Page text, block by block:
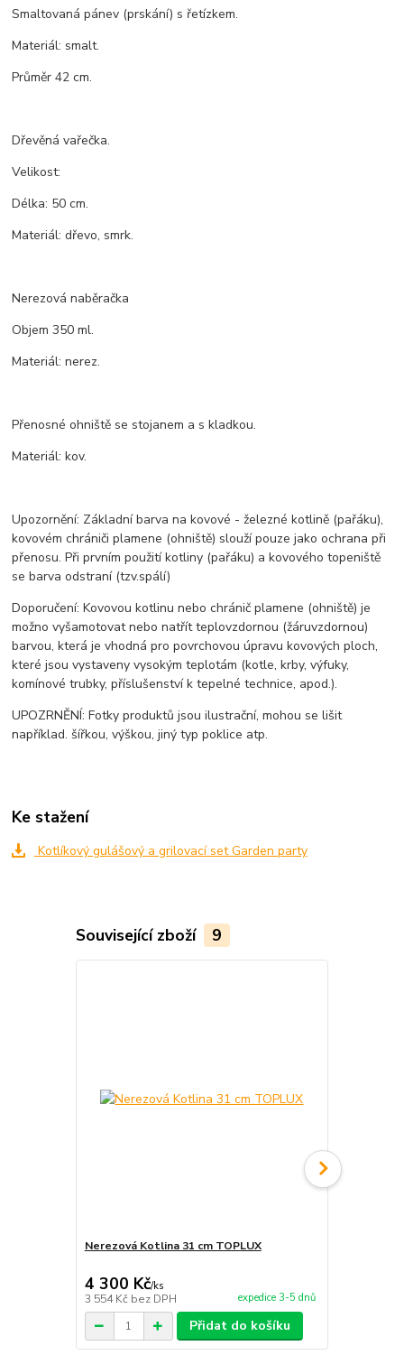
Smaltovaná pánev (prskání) s řetízkem.
Materiál: smalt.
Průměr 42 cm.
Dřevěná vařečka.
Velikost:
Délka: 50 cm.
Materiál: dřevo, smrk.
Nerezová naběračka
Objem 350 ml.
Materiál: nerez.
Přenosné ohniště se stojanem a s kladkou.
Materiál: kov.
Upozornění: Základní barva na kovové - železné kotlině (pařáku),
kovovém chrániči plamene (ohniště) slouží pouze jako ochrana při
přenosu. Při prvním použití kotliny (pařáku) a kovového topeniště
se barva odstraní (tzv.spálí)
Doporučení: Kovovou kotlinu nebo chránič plamene (ohniště) je
možno vyšamotovat nebo natřít teplovzdornou (žáruvzdornou)
barvou, která je vhodná pro povrchovou úpravu kovových ploch,
které jsou vystaveny vysokým teplotám (kotle, krby, výfuky,
komínové trubky, příslušenství k tepelné technice, apod.).
UPOZRNĚNÍ: Fotky produktů jsou ilustrační, mohou se lišit
například. šířkou, výškou, jiný typ poklice atp.
Ke stažení
Kotlíkový gulášový a grilovací set Garden party
Související zboží 9
Nerezová Kotlina 31 cm TOPLUX
4 300 Kč/ks
3 554 Kč bez DPH expedice 3-5 dnů
Přidat do košíku